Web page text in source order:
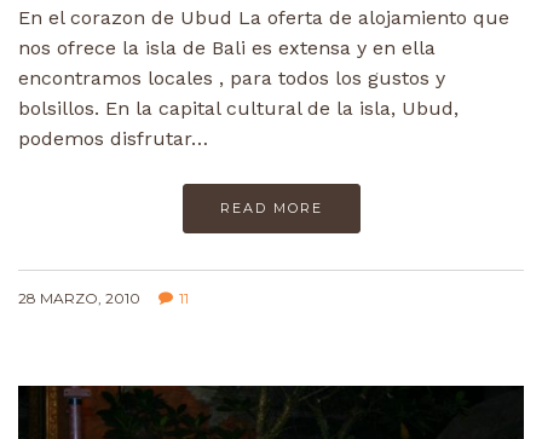
En el corazon de Ubud La oferta de alojamiento que
nos ofrece la isla de Bali es extensa y en ella
encontramos locales , para todos los gustos y
bolsillos. En la capital cultural de la isla, Ubud,
podemos disfrutar…
READ MORE
28 MARZO, 2010 11